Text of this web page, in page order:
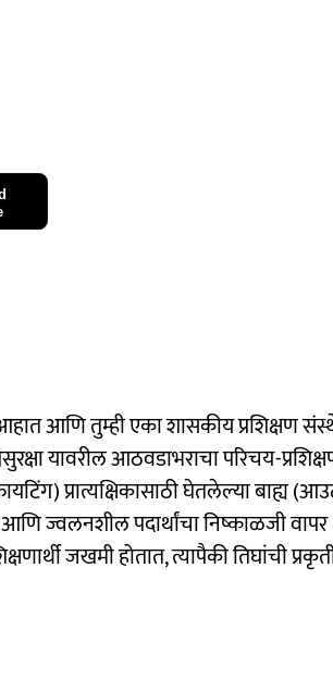
आणि तुम्ही एका शासकीय प्रशिक्षण
यावरील आठवडाभराचा परिचय-
प्रात्यक्षिकासाठी घेतलेल्या बाह्य
ज्वलनशील पदार्थांचा निष्काळजी वापर
जखमी होतात, त्यापैकी तिघांची